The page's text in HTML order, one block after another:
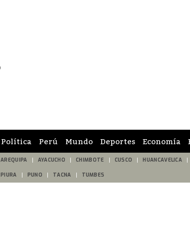
Política Perú Mundo Deportes Economía
AREQUIPA AYACUCHO CHIMBOTE CUSCO HUANCAVELICA
PIURA PUNO TACNA TUMBES